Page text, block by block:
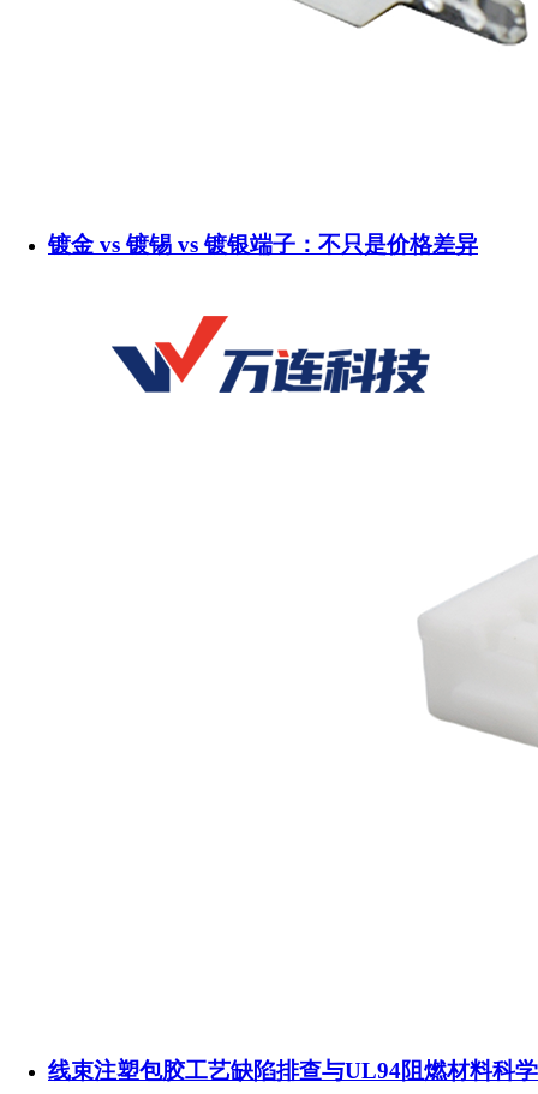
镀金 vs 镀锡 vs 镀银端子：不只是价格差异
线束注塑包胶工艺缺陷排查与UL94阻燃材料科